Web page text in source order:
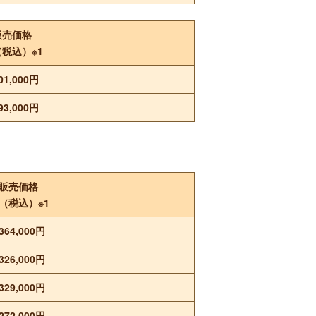
価格
込）※1
円
円
売価格
税込）※1
円
円
円